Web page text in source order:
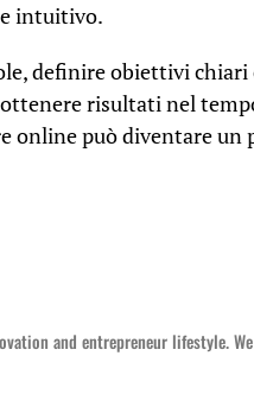
intuitivo.
definire obiettivi
risultati nel
online può diventare un
and entrepreneur lifestyle.